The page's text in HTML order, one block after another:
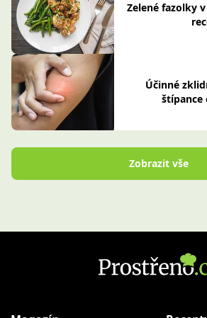
Zelené fazolky
Účinné
štípance
Zobrazit vše